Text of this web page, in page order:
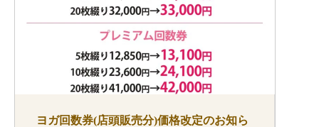
ヨガ回数券(店頭販売分)価格改定のお知ら